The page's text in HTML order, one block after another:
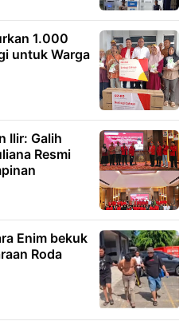
1.000
untuk Warga
Ilir: Galih
Resmi
Enim bekuk
Roda